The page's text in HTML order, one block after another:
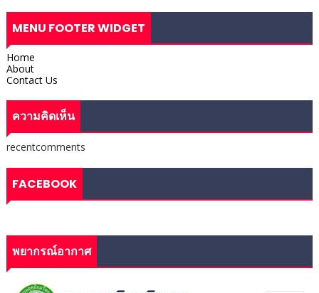
MENU FOOTER WIDGET
Home
About
Contact Us
ความคิดเห็น
recentcomments
FACEBOOK
พยากรณ์อากาศ